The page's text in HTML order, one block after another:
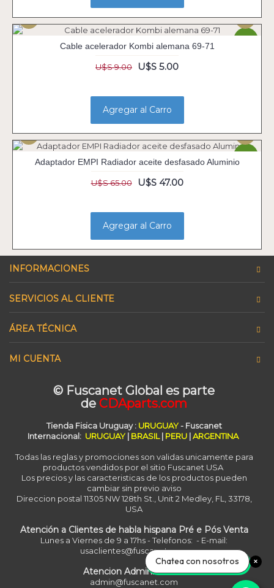
Cable acelerador Kombi alemana 69-71
U$S 9.00 U$S 5.00
Agregar al Carro
Adaptador EMPI Radiador aceite desfasado Aluminio
U$S 65.00 U$S 47.00
Agregar al Carro
INFORMACIONES
SERVICIOS AL CLIENTE
ÁREA TÉCNICA
MI CUENTA
© Fuscanet Global es parte
de CDAparts.com
Tienda Fisica Uruguay: URUGUAY- Fuscanet
Internacional: URUGUAY | BRASIL| PERU |ARGENTINA
Todas las reglas y promociones son validas unicamente para
productos vendidos por el sitio Fuscanet USA
Los precios y las caracteristicas de los productos pueden
cambiar sin previo aviso
Direccion postal 11305 NW 128th St., Unit 2 Medley, FL, 33178,
USA
Atención a Clientes de habla hispana Pré e Pós Venta
Lunes a Viernes de 9 a 17hs - Telefonos: - E-mail:
usaclientes@fuscanet.com
Atencion Administrativa
admin@fuscanet.com
Chatea con nosotros